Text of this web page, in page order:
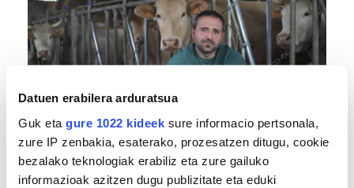
Datuen erabilera arduratsua
Guk eta gure 1022 kideek sure informacio pertsonala,
zure IP zenbakia, esaterako, prozesatzen ditugu, cookie
bezalako teknologiak erabiliz eta zure gailuko
informazioak azitzen dugu publizitate eta eduki
BERO BOLADA
«Ez dago belarrik; garai honetarako oso erreta
daude bazter guztiak»